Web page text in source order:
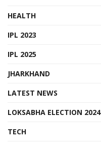
HEALTH
IPL 2023
IPL 2025
JHARKHAND
LATEST NEWS
LOKSABHA ELECTION 2024
TECH